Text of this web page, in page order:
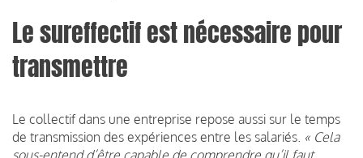
Le sureffectif est nécessaire pour
transmettre
Le collectif dans une entreprise repose aussi sur le temps
de transmission des expériences entre les salariés. « Cela
sous-entend d’être capable de comprendre qu’il faut